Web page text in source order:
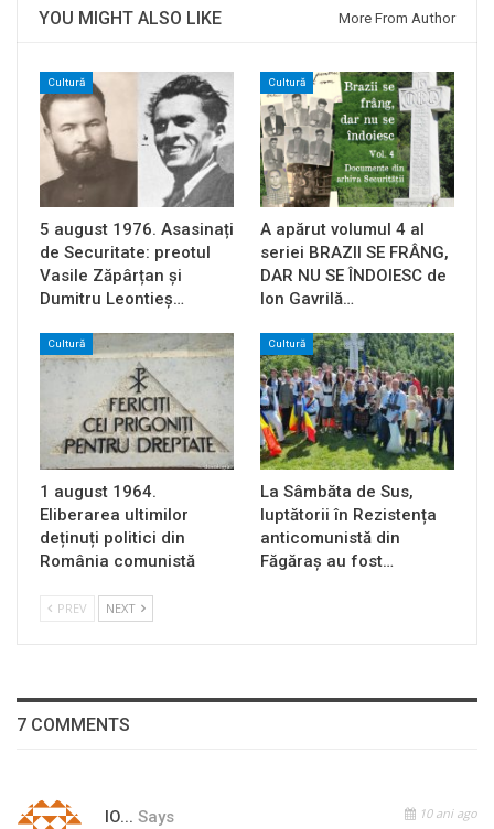
YOU MIGHT ALSO LIKE More From Author
Cultură
5 august 1976. Asasinați
de Securitate: preotul
Vasile Zăpârțan și
Dumitru Leontieș…
Cultură
A apărut volumul 4 al
seriei BRAZII SE FRÂNG,
DAR NU SE ÎNDOIESC de
Ion Gavrilă…
Cultură
1 august 1964.
Eliberarea ultimilor
deținuți politici din
România comunistă
Cultură
La Sâmbăta de Sus,
luptătorii în Rezistența
anticomunistă din
Făgăraș au fost…
PREV NEXT
7 COMMENTS
IO... Says 10 ani ago